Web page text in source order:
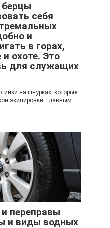
берцы
себя
и
в горах,
охоте. Это
для служащих
на шнурках, которые
экипировки. Главным
переправы
и виды водных